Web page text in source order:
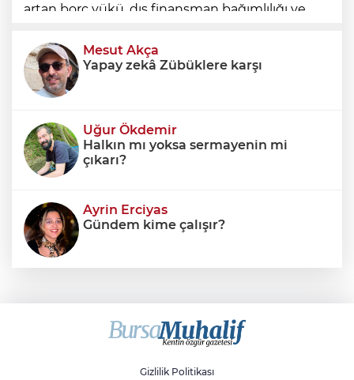
artan borç yükü, dış finansman bağımlılığı ve
alınmadığında ortaya eksik
Mesut Akça
Yapay zekâ Zübüklere karşı
Uğur Ökdemir
Halkın mı yoksa sermayenin mi
çıkarı?
Ayrin Erciyas
Gündem kime çalışır?
Savaşların gölgesinde engellilik,
doğa ve kaybedilen gelecek
Gizlilik Politikası